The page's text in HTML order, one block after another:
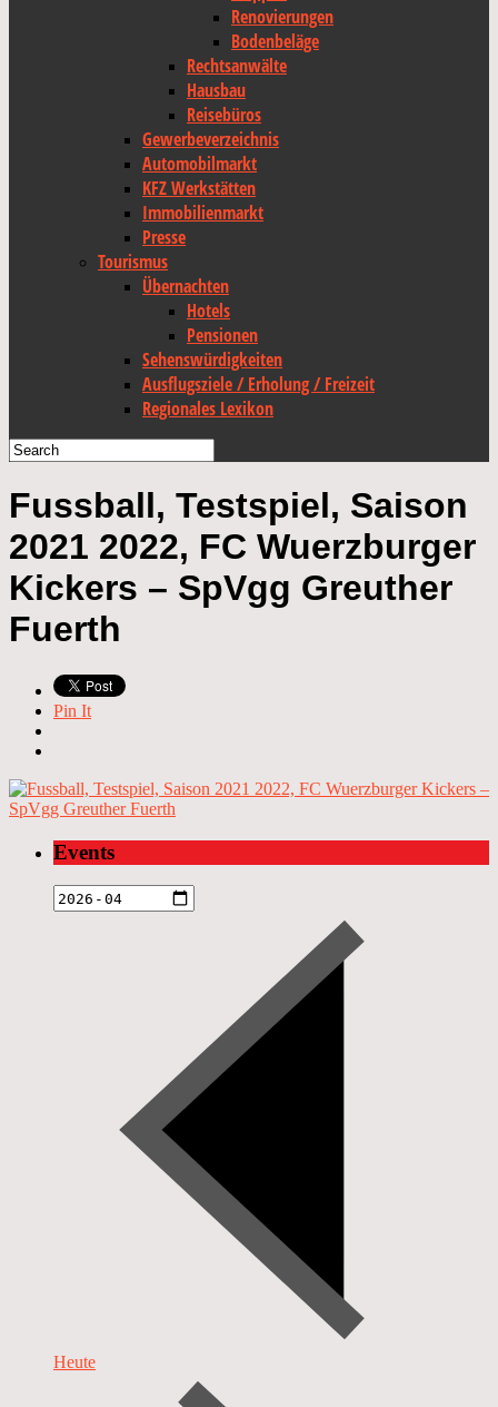
Renovierungen
Bodenbeläge
Rechtsanwälte
Hausbau
Reisebüros
Gewerbeverzeichnis
Automobilmarkt
KFZ Werkstätten
Immobilienmarkt
Presse
Tourismus
Übernachten
Hotels
Pensionen
Sehenswürdigkeiten
Ausflugsziele / Erholung / Freizeit
Regionales Lexikon
Fussball, Testspiel, Saison
2021 2022, FC Wuerzburger
Kickers – SpVgg Greuther
Fuerth
Pin It
Events
Heute